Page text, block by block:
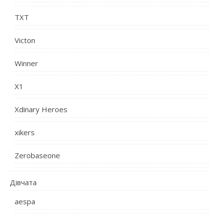
TXT
Victon
Winner
X1
Xdinary Heroes
xikers
Zerobaseone
Дівчата
aespa